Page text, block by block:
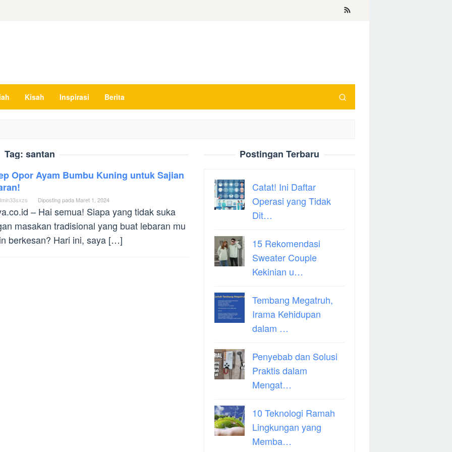
Kisah Inspirasi Berita
Tag: santan
Opor Ayam Bumbu Kuning untuk Sajian
Diposting pada Maret 1, 2024
– Hai semua! Siapa yang tidak suka
masakan tradisional yang buat lebaran mu
berkesan? Hari ini, saya […]
Postingan Terbaru
Catat! Ini Daftar
Operasi yang Tidak
Dit…
15 Rekomendasi
Sweater Couple
Kekinian u…
Tembang Megatruh,
Irama Kehidupan
dalam …
Penyebab dan Solusi
Praktis dalam
Mengat…
10 Teknologi Ramah
Lingkungan yang
Memba…